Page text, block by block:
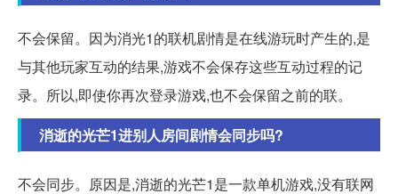
不会保留。因为消光1的联机剧情是在线游玩时产生的,是
与其他玩家互动的结果,游戏不会保存这些互动过程的记
录。所以,即使你再次登录游戏,也不会保留之前的联。
消逝的光芒1进别人房间剧情会同步吗?
不会同步。原因是,消逝的光芒1是一款单机游戏,没有联网